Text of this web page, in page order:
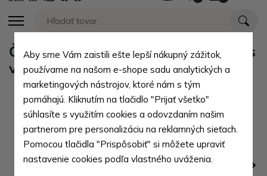
Čierna pánska kožená peňaženka s
vreckom na mince Chasen
Aby sme Vám zaistili ešte lepší nákupný zážitok,
používame na našom e-shope sadu analytických a
marketingových nástrojov, ktoré nám s tým
pomáhajú. Kliknutím na tlačidlo "Prijať všetko"
súhlasíte s využitím cookies a odovzdaním našim
partnerom pre personalizáciu na reklamných sieťach.
Pomocou tlačidla "Prispôsobiť" si môžete upraviť
nastavenie cookies podľa vlastného uváženia.